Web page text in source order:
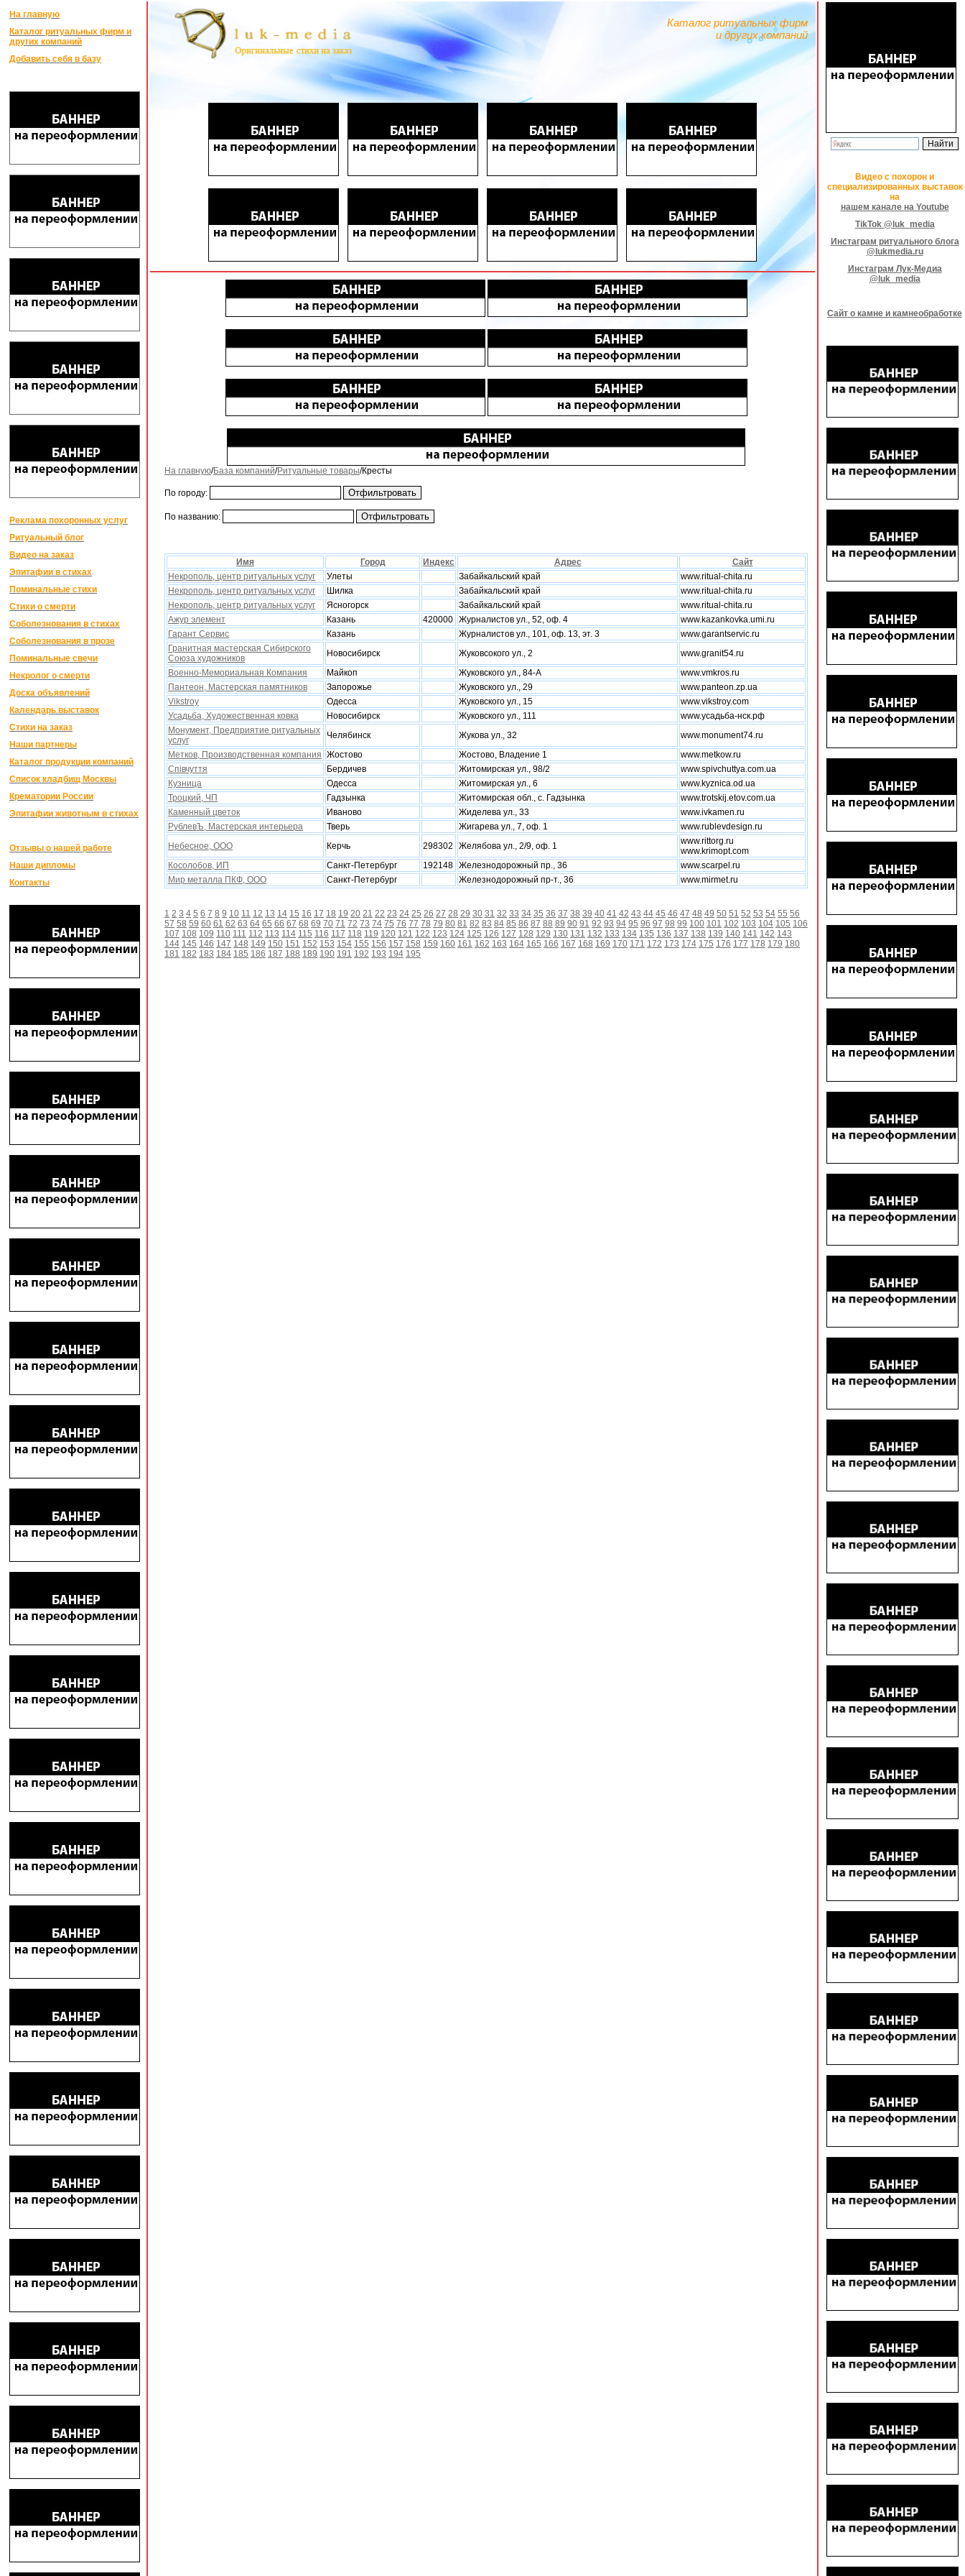
На главную
Каталог ритуальных фирм и
других компаний
Добавить себя в базу
Реклама похоронных услуг
Ритуальный блог
Видео на заказ
Эпитафии в стихах
Поминальные стихи
Стихи о смерти
Соболезнования в стихах
Соболезнования в прозе
Поминальные свечи
Некролог о смерти
Доска объявлений
Календарь выставок
Стихи на заказ
Наши партнеры
Каталог продукции компаний
Список кладбищ Москвы
Крематории России
Эпитафии животным в стихах
Отзывы о нашей работе
Наши дипломы
Контакты
Каталог ритуальных фирм
и других компаний
На главную/База компаний/Ритуальные товары/Кресты
По городу:
По названию:
Имя Город Индекс Адрес
Сайт
Некрополь, центр ритуальных услуг
Улеты Забайкальский край
www.ritual-chita.ru
Некрополь, центр ритуальных услуг
Шилка Забайкальский край
www.ritual-chita.ru
Некрополь, центр ритуальных услуг
Ясногорск Забайкальский край
www.ritual-chita.ru
Ажур элемент
Казань 420000 Журналистов ул., 52, оф. 4
www.kazankovka.umi.ru
Гарант Сервис
Казань Журналистов ул., 101, оф. 13, эт. 3
www.garantservic.ru
Гранитная мастерская Сибирского
Союза xудожников
Новосибирск Жуковсокого ул., 2
www.granit54.ru
Военно-Мемориальная Компания
Майкоп Жуковского ул., 84-А
www.vmkros.ru
Пантеон, Мастерская памятников
Запорожье Жуковского ул., 29
www.panteon.zp.ua
Vikstroy
Одесса Жуковского ул., 15
www.vikstroy.com
Усадьба, Xудожественная ковка
Новосибирск Жуковского ул., 111
www.усадьба-нск.рф
Монумент, Предприятие ритуальныx
услуг
Челябинск Жукова ул., 32
www.monument74.ru
Метков, Производственная компания Жостово Жостово, Владение 1
www.metkow.ru
Спiвчуття
Бердичев Житомирская ул., 98/2
www.spivchuttya.com.ua
Кузница
Одесса Житомирская ул., 6
www.kyznica.od.ua
Троцкий, ЧП
Гадзынка Житомирская обл., с. Гадзынка
www.trotskij.etov.com.ua
Каменный цветок
Иваново Жиделева ул., 33
www.ivkamen.ru
РублевЪ, Мастерская интерьера
Тверь Жигарева ул., 7, оф. 1
www.rublevdesign.ru
Небесное, ООО
Керчь 298302 Желябова ул., 2/9, оф. 1
www.rittorg.ru
www.krimopt.com
Косолобов, ИП
Санкт-Петербург 192148 Железнодорожный пр., 36
www.scarpel.ru
Мир металла ПКФ, ООО
Санкт-Петербург Железнодорожный пр-т., 36 www.mirmet.ru
1 2 3 4 5 6 7 8 9 10 11 12 13 14 15 16 17 18 19 20 21 22 23 24 25 26 27 28 29 30 31 32 33 34 35 36 37 38 39 40 41 42 43 44 45 46 47 48 49 50 51 52 53 54 55 56
57 58 59 60 61 62 63 64 65 66 67 68 69 70 71 72 73 74 75 76 77 78 79 80 81 82 83 84 85 86 87 88 89 90 91 92 93 94 95 96 97 98 99 100 101 102 103 104 105 106
107 108 109 110 111 112 113 114 115 116 117 118 119 120 121 122 123 124 125 126 127 128 129 130 131 132 133 134 135 136 137 138 139 140 141 142 143
144 145 146 147 148 149 150 151 152 153 154 155 156 157 158 159 160 161 162 163 164 165 166 167 168 169 170 171 172 173 174 175 176 177 178 179 180
181 182 183 184 185 186 187 188 189 190 191 192 193 194 195
Видео с похорон и
специализированных выставок
на
нашем канале на Youtube
TikTok @luk_media
Инстаграм ритуального блога
@lukmedia.ru
Инстаграм Лук-Медиа
@luk_media
Сайт о камне и камнеобработке